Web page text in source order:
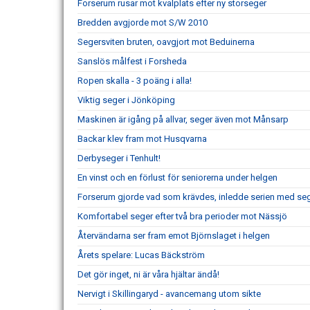
Forserum rusar mot kvalplats efter ny storseger
Bredden avgjorde mot S/W 2010
Segersviten bruten, oavgjort mot Beduinerna
Sanslös målfest i Forsheda
Ropen skalla - 3 poäng i alla!
Viktig seger i Jönköping
Maskinen är igång på allvar, seger även mot Månsarp
Backar klev fram mot Husqvarna
Derbyseger i Tenhult!
En vinst och en förlust för seniorerna under helgen
Forserum gjorde vad som krävdes, inledde serien med
Komfortabel seger efter två bra perioder mot Nässjö
Återvändarna ser fram emot Björnslaget i helgen
Årets spelare: Lucas Bäckström
Det gör inget, ni är våra hjältar ändå!
Nervigt i Skillingaryd - avancemang utom sikte